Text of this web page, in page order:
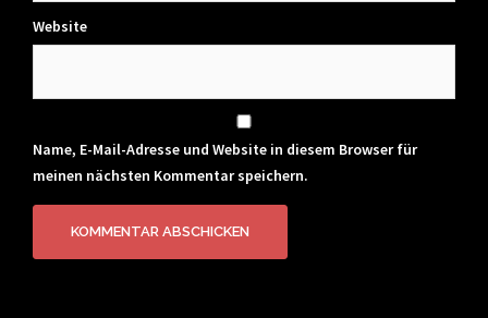
Website
Name, E-Mail-Adresse und Website in diesem Browser für
meinen nächsten Kommentar speichern.